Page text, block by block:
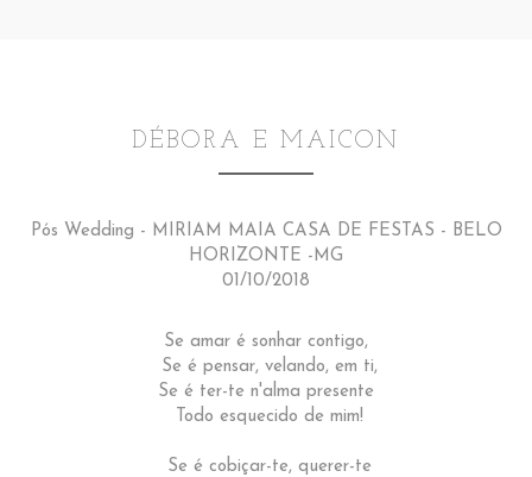
DÉBORA E MAICON
Pós Wedding - MIRIAM MAIA CASA DE FESTAS - BELO
HORIZONTE -MG
01/10/2018
Se amar é sonhar contigo,
Se é pensar, velando, em ti,
Se é ter-te n'alma presente
Todo esquecido de mim!
Se é cobiçar-te, querer-te